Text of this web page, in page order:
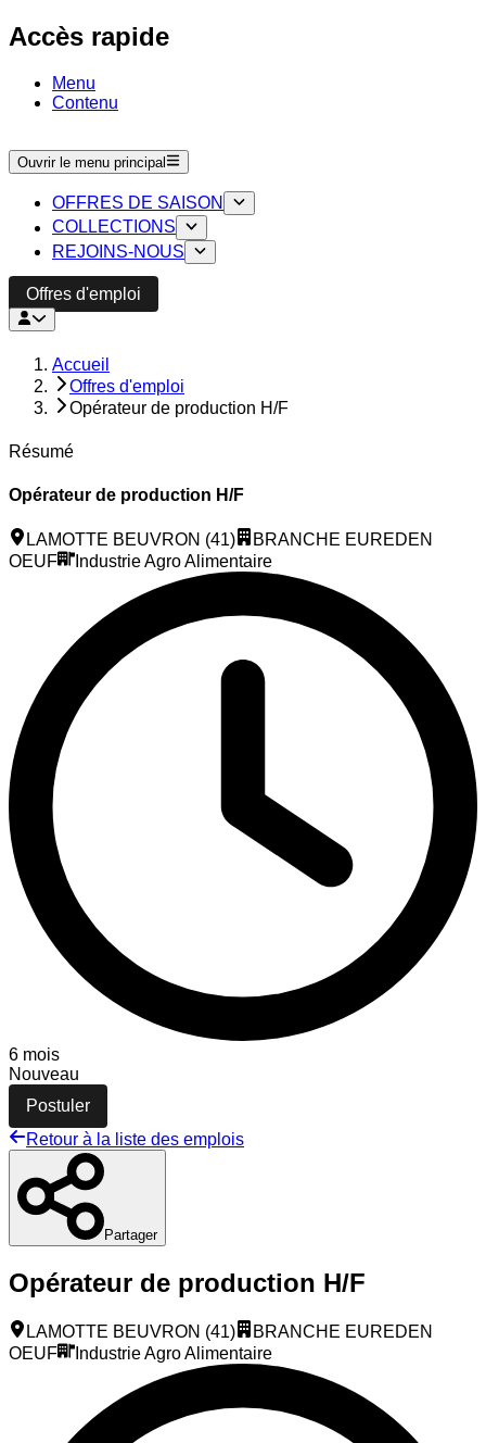
Accès rapide
Menu
Contenu
Ouvrir le menu principal
OFFRES DE SAISON
COLLECTIONS
REJOINS-NOUS
Offres d'emploi
Accueil
Offres d'emploi
Opérateur de production H/F
Résumé
Opérateur de production H/F
LAMOTTE BEUVRON (41)
BRANCHE EUREDEN
OEUF
Industrie Agro Alimentaire
6 mois
Nouveau
Postuler
Retour à la liste des emplois
Partager
Opérateur de production H/F
LAMOTTE BEUVRON (41)
BRANCHE EUREDEN
OEUF
Industrie Agro Alimentaire